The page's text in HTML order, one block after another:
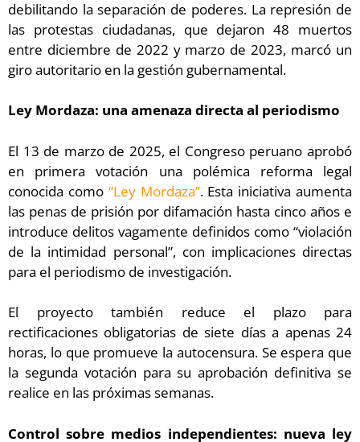
debilitando la separación de poderes. La represión de
las protestas ciudadanas, que dejaron 48 muertos
entre diciembre de 2022 y marzo de 2023, marcó un
giro autoritario en la gestión gubernamental.
Ley Mordaza: una amenaza directa al periodismo
El 13 de marzo de 2025, el Congreso peruano aprobó
en primera votación una polémica reforma legal
conocida como “Ley Mordaza”. Esta iniciativa aumenta
las penas de prisión por difamación hasta cinco años e
introduce delitos vagamente definidos como “violación
de la intimidad personal”, con implicaciones directas
para el periodismo de investigación.
El proyecto también reduce el plazo para
rectificaciones obligatorias de siete días a apenas 24
horas, lo que promueve la autocensura. Se espera que
la segunda votación para su aprobación definitiva se
realice en las próximas semanas.
Control sobre medios independientes: nueva ley